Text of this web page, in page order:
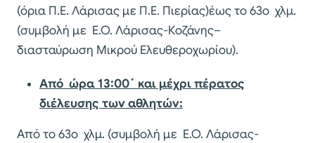
(όρια Π.Ε. Λάρισας με Π.Ε. Πιερίας)έως το 63ο χλμ.
(συμβολή με Ε.Ο. Λάρισας-Κοζάνης–
διασταύρωση Μικρού Ελευθεροχωρίου).
Από ώρα 13:00΄ και μέχρι πέρατος
διέλευσης των αθλητών:
Από το 63ο χλμ. (συμβολή με Ε.Ο. Λάρισας-